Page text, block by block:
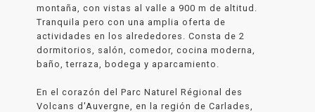
montaña, con vistas al valle a 900 m de altitud.
Tranquila pero con una amplia oferta de
actividades en los alrededores. Consta de 2
dormitorios, salón, comedor, cocina moderna,
baño, terraza, bodega y aparcamiento.
En el corazón del Parc Naturel Régional des
Volcans d'Auvergne, en la región de Carlades,